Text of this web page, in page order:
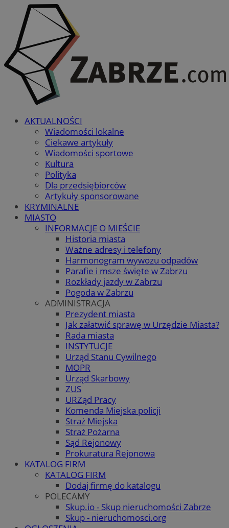
AKTUALNOŚCI
Wiadomości lokalne
Ciekawe artykuły
Wiadomości sportowe
Kultura
Polityka
Dla przedsiębiorców
Artykuły sponsorowane
KRYMINALNE
MIASTO
INFORMACJE O MIEŚCIE
Historia miasta
Ważne adresy i telefony
Harmonogram wywozu odpadów
Parafie i msze święte w Zabrzu
Rozkłady jazdy w Zabrzu
Pogoda w Zabrzu
ADMINISTRACJA
Prezydent miasta
Jak załatwić sprawę w Urzędzie Miasta?
Rada miasta
INSTYTUCJE
Urząd Stanu Cywilnego
MOPR
Urząd Skarbowy
ZUS
URZąd Pracy
Komenda Miejska policji
Straż Miejska
Straż Pożarna
Sąd Rejonowy
Prokuratura Rejonowa
KATALOG FIRM
KATALOG FIRM
Dodaj firmę do katalogu
POLECAMY
Skup.io - Skup nieruchomości Zabrze
Skup - nieruchomosci.org